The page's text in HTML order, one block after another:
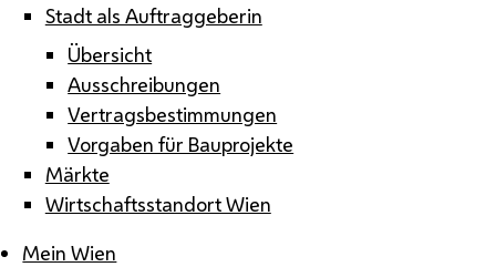
Stadt als Auftraggeberin
Übersicht
Ausschreibungen
Vertragsbestimmungen
Vorgaben für Bauprojekte
Märkte
Wirtschaftsstandort Wien
Mein Wien